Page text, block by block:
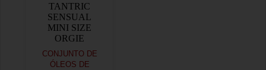
CONJUNTO DE
ÓLEOS DE